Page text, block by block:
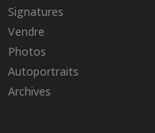
Signatures
Vendre
Photos
Autoportraits
Archives